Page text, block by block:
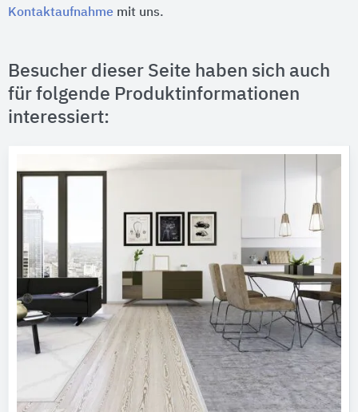
Kontaktaufnahme mit uns.
Besucher dieser Seite haben sich auch
für folgende Produktinformationen
interessiert: